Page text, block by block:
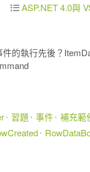
ASP.NET 4.0與
的執行先後？
習題 事件 補充範